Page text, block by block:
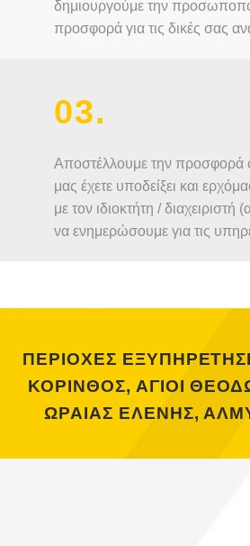
δημιουργούμε την
προσφορά για τις δικές σας
03.
Αποστέλλουμε την προσφορά
μας έχετε υποδείξει και
με τον ιδιοκτήτη / διαχειριστή
να ενημερώσουμε για τις
ΠΕΡΙΟΧΕΣ
ΚΟΡΙΝΘΟΣ, ΑΓΙΟΙ
ΩΡΑΙΑΣ ΕΛΕΝΗΣ,